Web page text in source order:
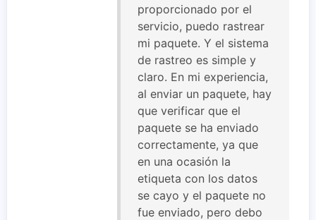
proporcionado por el
servicio, puedo rastrear
mi paquete. Y el sistema
de rastreo es simple y
claro. En mi experiencia,
al enviar un paquete, hay
que verificar que el
paquete se ha enviado
correctamente, ya que
en una ocasión la
etiqueta con los datos
se cayo y el paquete no
fue enviado, pero debo